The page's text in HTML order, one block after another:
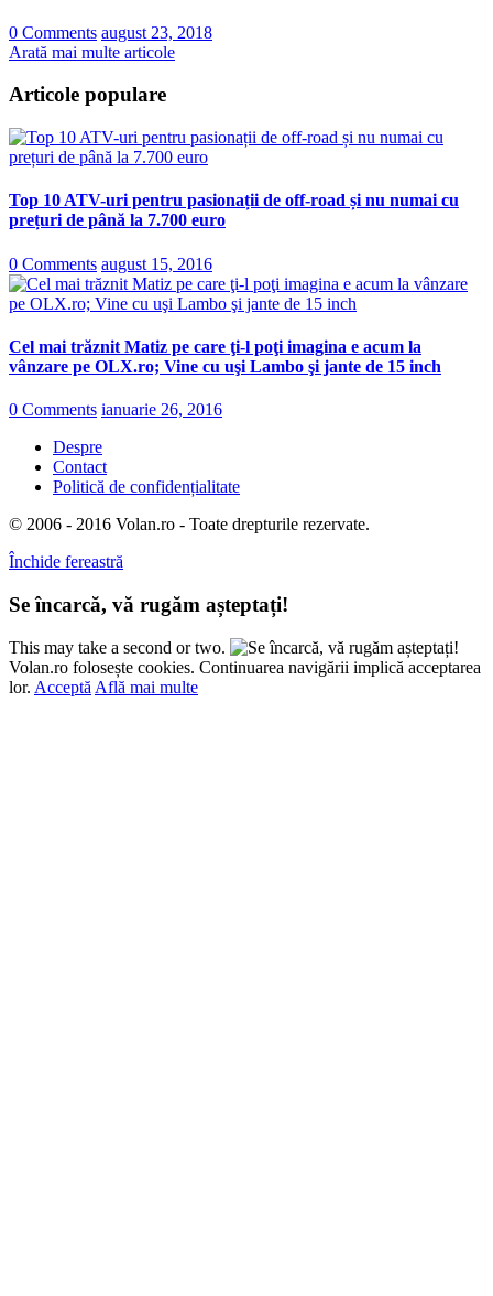
0 Comments august 23, 2018
Arată mai multe articole
Articole populare
Top 10 ATV-uri pentru pasionații de off-road și nu numai cu
prețuri de până la 7.700 euro
0 Comments august 15, 2016
Cel mai trăznit Matiz pe care ţi-l poţi imagina e acum la
vânzare pe OLX.ro; Vine cu uşi Lambo şi jante de 15 inch
0 Comments ianuarie 26, 2016
Despre
Contact
Politică de confidențialitate
© 2006 - 2016 Volan.ro - Toate drepturile rezervate.
Închide fereastră
Se încarcă, vă rugăm așteptați!
This may take a second or two.
Volan.ro folosește cookies. Continuarea navigării implică acceptarea
lor. Acceptă Află mai multe